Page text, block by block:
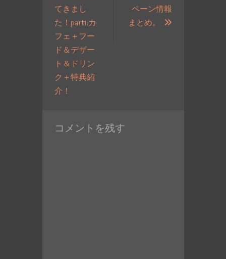
てきまし
た！part1:カ
フェ＋フー
ド＆デザー
ト＆ドリン
ク＋特典紹
介！
投
ペーン情報
まとめ。
次
コメントを残す